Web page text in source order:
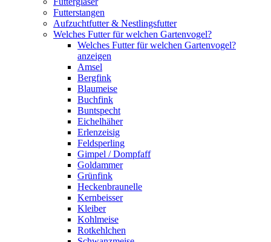
Futterstangen
Aufzuchtfutter & Nestlingsfutter
Welches Futter für welchen Gartenvogel?
Welches Futter für welchen Gartenvogel?
anzeigen
Amsel
Bergfink
Blaumeise
Buchfink
Buntspecht
Eichelhäher
Erlenzeisig
Feldsperling
Gimpel / Dompfaff
Goldammer
Grünfink
Heckenbraunelle
Kernbeisser
Kleiber
Kohlmeise
Rotkehlchen